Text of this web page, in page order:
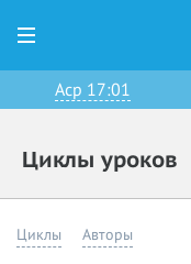
Аср 17:01
Циклы уроков
Циклы Авторы